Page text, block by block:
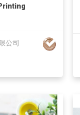
公司